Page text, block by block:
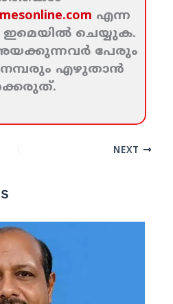
എന്ന
ഇമെയില്‍ ചെയ്യുക.
പേരും
എഴുതാന്‍
NEXT